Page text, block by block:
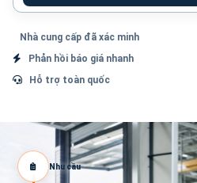
Nhà cung cấp đã xác minh
Phản hồi báo giá nhanh
Hỗ trợ toàn quốc
Nhu cầu